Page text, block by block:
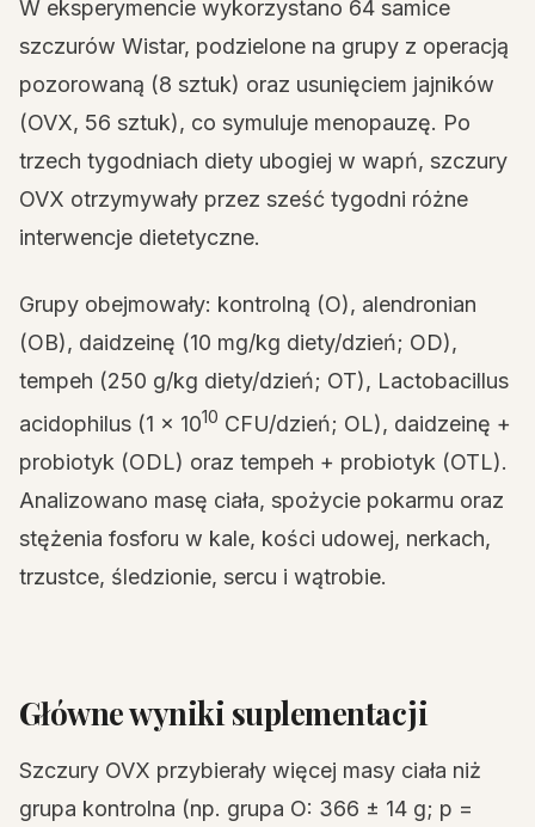
W eksperymencie wykorzystano 64 samice
szczurów Wistar, podzielone na grupy z operacją
pozorowaną (8 sztuk) oraz usunięciem jajników
(OVX, 56 sztuk), co symuluje menopauzę. Po
trzech tygodniach diety ubogiej w wapń, szczury
OVX otrzymywały przez sześć tygodni różne
interwencje dietetyczne.
Grupy obejmowały: kontrolną (O), alendronian
(OB), daidzeinę (10 mg/kg diety/dzień; OD),
tempeh (250 g/kg diety/dzień; OT), Lactobacillus
acidophilus (1 × 1010 CFU/dzień; OL), daidzeinę +
probiotyk (ODL) oraz tempeh + probiotyk (OTL).
Analizowano masę ciała, spożycie pokarmu oraz
stężenia fosforu w kale, kości udowej, nerkach,
trzustce, śledzionie, sercu i wątrobie.
Główne wyniki suplementacji
Szczury OVX przybierały więcej masy ciała niż
grupa kontrolna (np. grupa O: 366 ± 14 g; p =